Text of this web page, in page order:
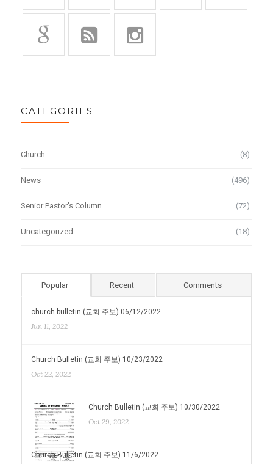
CATEGORIES
Church (8)
News (496)
Senior Pastor's Column (72)
Uncategorized (18)
Popular Recent Comments
church bulletin (교회 주보) 06/12/2022
Jun 11, 2022
Church Bulletin (교회 주보) 10/23/2022
Oct 22, 2022
Church Bulletin (교회 주보) 10/30/2022
Oct 29, 2022
Church Bulletin (교회 주보) 11/6/2022